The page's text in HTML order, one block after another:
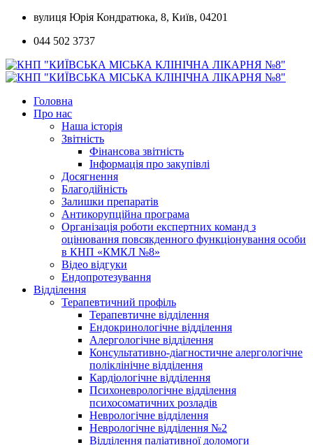
Skip
content
вулиця Юрія Кондратюка, 8, Київ, 04201
044 502 3737
Головна
Про нас
Наша історія
Звітність
Фінансова звітність
Інформація про закупівлі
Досягнення
Благодійність
Залишки препаратів
Антикорупційна програма
Організація роботи експертних команд з
оцінювання повсякденного функціонування особи
в КНП «КМКЛ №8»
Відео відгуки
Ендопротезування
Відділення
Терапевтичний профіль
Терапевтичне відділення
Ендокринологічне відділення
Алергологічне відділення
Консультативно-діагностичне алергологічне
поліклінічне відділення
Кардіологічне відділення
Психоневрологічне відділення
психосоматичних розладів
Неврологічне відділення
Неврологічне відділення №2
Відділення паліативної доломоги